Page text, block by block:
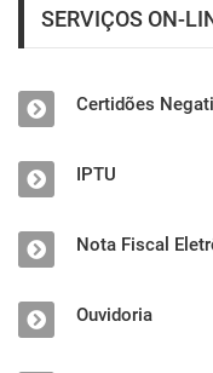
SERVIÇOS ON-
Certidões
IPTU
Nota Fiscal
Ouvidoria